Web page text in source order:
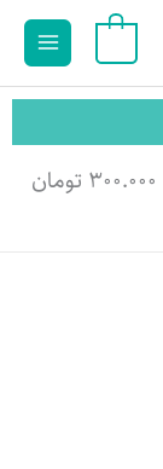
Main